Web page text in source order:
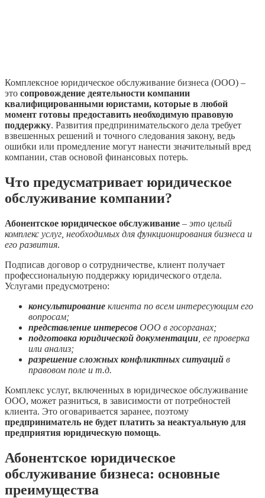
Комплексное юридическое обслуживание бизнеса (ООО) –
это сопровождение деятельности компании
квалифицированными юристами, которые в любой
момент готовы предоставить необходимую правовую
поддержку. Развития предпринимательского дела требует
взвешенных решений и точного следования закону, ведь
ошибки или промедление могут нанести значительный вред
компании, став основой финансовых потерь.
Что предусматривает юридическое
обслуживание компании?
Абонентское юридическое обслуживание – это целый
комплекс услуг, необходимых для функционирования бизнеса и
его развития.
Подписав договор о сотрудничестве, клиент получает
профессиональную поддержку юридического отдела.
Услугами предусмотрено:
консультирование клиента по всем интересующим его
вопросам;
представление интересов ООО в госорганах;
подготовка юридической документации , ее проверка
или анализ;
разрешение сложных конфликтных ситуаций в
правовом поле и т.д.
Комплекс услуг, включенных в юридическое обслуживание
ООО, может разниться, в зависимости от потребностей
клиента. Это оговаривается заранее, поэтому
предприниматель не будет платить за неактуальную для
предприятия юридическую помощь.
Абонентское юридическое
обслуживание бизнеса: основные
преимущества